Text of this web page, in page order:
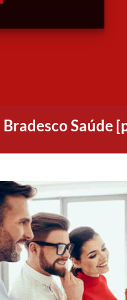
Bradesco Saúde